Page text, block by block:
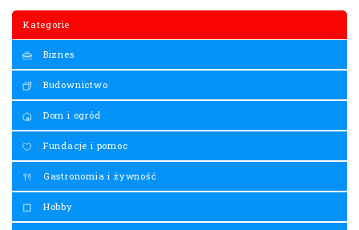
Kategorie
Biznes
Budownictwo
Dom i ogród
Fundacje i pomoc
Gastronomia i żywność
Hobby